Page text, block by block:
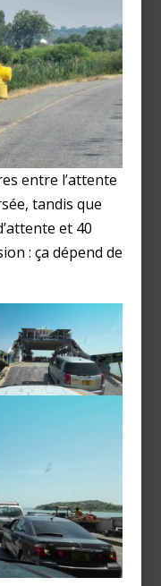
entre l’attente
tandis que
et 40
: ça dépend de